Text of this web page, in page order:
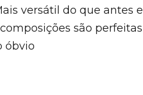
versátil do que antes e
são perfeitas
óbvio